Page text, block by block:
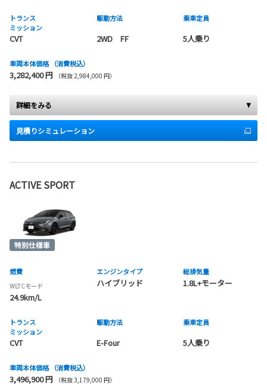
トランス
ミッション
CVT
駆動方法
2WD FF
乗車定員
5人乗り
車両本体価格 （消費税込）
3,282,400 円 （税抜 2,984,000 円）
詳細をみる
見積りシミュレーション
ACTIVE SPORT
燃費
WLTCモード
24.9km/L
エンジンタイプ
ハイブリッド
総排気量
1.8L+モーター
トランス
ミッション
CVT
駆動方法
E-Four
乗車定員
5人乗り
車両本体価格 （消費税込）
3,496,900 円 （税抜 3,179,000 円）